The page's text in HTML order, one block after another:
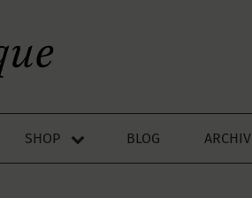
SHOP BLOG ARCHIV